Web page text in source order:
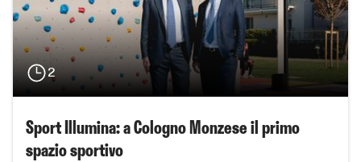
2
Sport Illumina: a Cologno Monzese il primo
spazio sportivo